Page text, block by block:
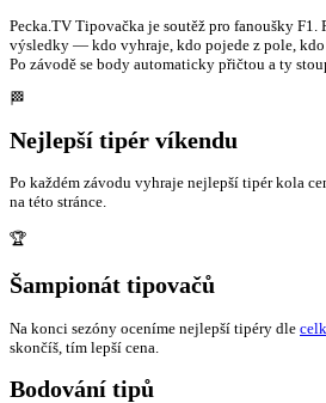
Pecka.TV Tipovačka je soutěž pro fanoušky F1.
výsledky — kdo vyhraje, kdo pojede z pole,
Po závodě se body automaticky přičtou a ty
🏁
Nejlepší tipér víkendu
Po každém závodu vyhraje nejlepší tipér kola
na této stránce.
🏆
Šampionát tipovačů
Na konci sezóny oceníme nejlepší tipéry dle
skončíš, tím lepší cena.
Bodování tipů